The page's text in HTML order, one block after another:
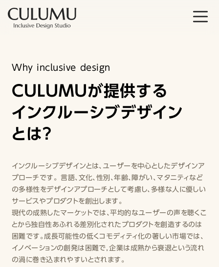
Why inclusive design
CULUMUが提供する
インクルーシブデザイン
とは？
インクルーシブデザインとは、ユーザーを中心としたデザインア
プローチです。 言語、文化、性別、年齢、障がい、マタニティなど
の多様性をデザインアプローチとして考慮し、多様な人に優しい
サービスやプロダクトを創出します。
現代の成熟したマーケットでは、平均的なユーザーの声を聴くこ
とから独自性あふれる差別化されたプロダクトを創造するのは
困難です。成長可能性の低くコモディティ化の著しい市場では、
イノベーションの創発は困難で，企業は成熟から衰退という流れ
の渦に巻き込まれやすいとされます。